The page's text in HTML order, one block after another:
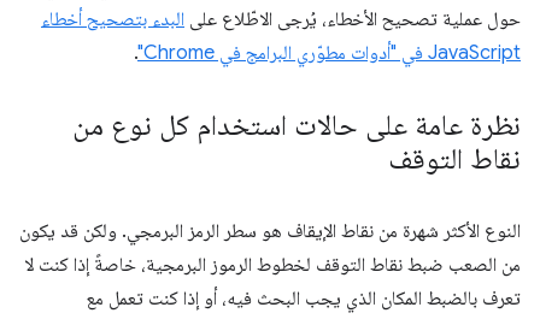
حول عملية تصحيح الأخطاء، يُرجى الاطّلاع على البدء بتصحيح أخطاء
JavaScript في "أدوات مطوّري البرامج في Chrome"
.
نظرة عامة على حالات استخدام كل نوع من
نقاط التوقف
النوع الأكثر شهرة من نقاط الإيقاف هو سطر الرمز البرمجي. ولكن قد يكون
من الصعب ضبط نقاط التوقف لخطوط الرموز البرمجية، خاصةً إذا كنت لا
تعرف بالضبط المكان الذي يجب البحث فيه، أو إذا كنت تعمل مع